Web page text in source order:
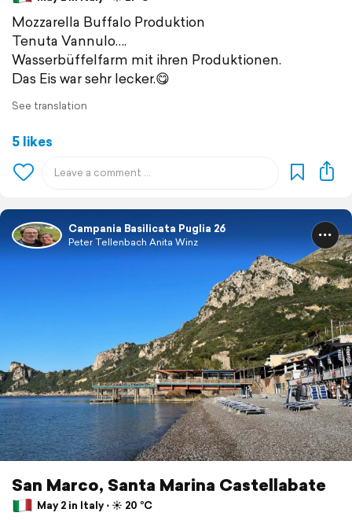
Mozzarella Buffalo Produktion
Tenuta Vannulo….
Wasserbüffelfarm mit ihren Produktionen.
Das Eis war sehr lecker.😋
See translation
5 likes
Campania Basilicata Puglia 26
Peter Tellenbach Anita Winz
San Marco, Santa Marina Castellabate
May 2 in Italy ⋅ ☀️ 20 °C